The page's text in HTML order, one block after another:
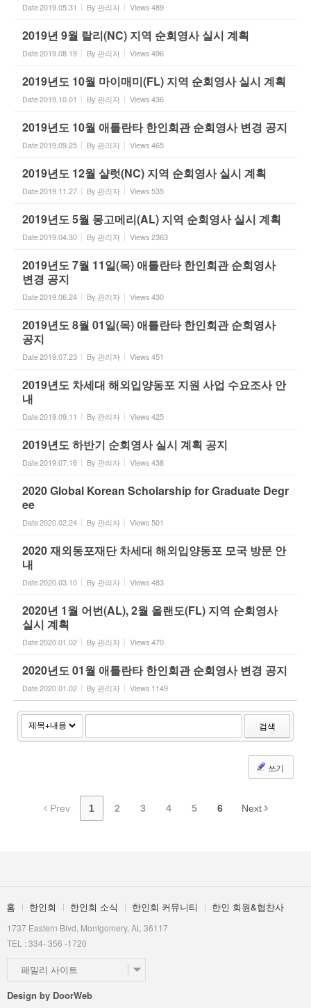
Date2019.05.31 By 관리자 Views489
2019년 9월 랄리(NC) 지역 순회영사 실시 계획
Date2019.08.19 By 관리자 Views496
2019년도 10월 마이매미(FL) 지역 순회영사 실시 계획
Date2019.10.01 By 관리자 Views436
2019년도 10월 애틀란타 한인회관 순회영사 변경 공지
Date2019.09.25 By 관리자 Views465
2019년도 12월 샬럿(NC) 지역 순회영사 실시 계획
Date2019.11.27 By 관리자 Views535
2019년도 5월 몽고메리(AL) 지역 순회영사 실시 계획
Date2019.04.30 By 관리자 Views2363
2019년도 7월 11일(목) 애틀란타 한인회관 순회영사
변경 공지
Date2019.06.24 By 관리자 Views430
2019년도 8월 01일(목) 애틀란타 한인회관 순회영사
공지
Date2019.07.23 By 관리자 Views451
2019년도 차세대 해외입양동포 지원 사업 수요조사 안
내
Date2019.09.11 By 관리자 Views425
2019년도 하반기 순회영사 실시 계획 공지
Date2019.07.16 By 관리자 Views438
2020 Global Korean Scholarship for Graduate Degr
ee
Date2020.02.24 By 관리자 Views501
2020 재외동포재단 차세대 해외입양동포 모국 방문 안
내
Date2020.03.10 By 관리자 Views483
2020년 1월 어번(AL), 2월 올랜도(FL) 지역 순회영사
실시 계획
Date2020.01.02 By 관리자 Views470
2020년도 01월 애틀란타 한인회관 순회영사 변경 공지
Date2020.01.02 By 관리자 Views 1149
검색
쓰기
Prev 1 2 3 4 5 6 Next
홈 한인회 한인회 소식 한인회 커뮤니티 한인 회원&협찬사
1737 Eastern Blvd, Montgomery, AL 36117
TEL : 334- 356 -1720
패밀리 사이트
Design by DoorWeb